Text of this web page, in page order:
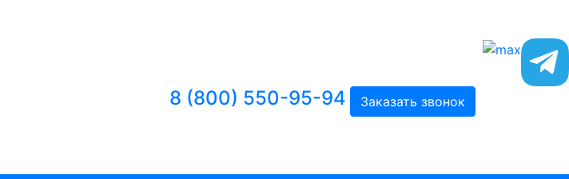
8 (800) 550-95-94 Заказать звонок